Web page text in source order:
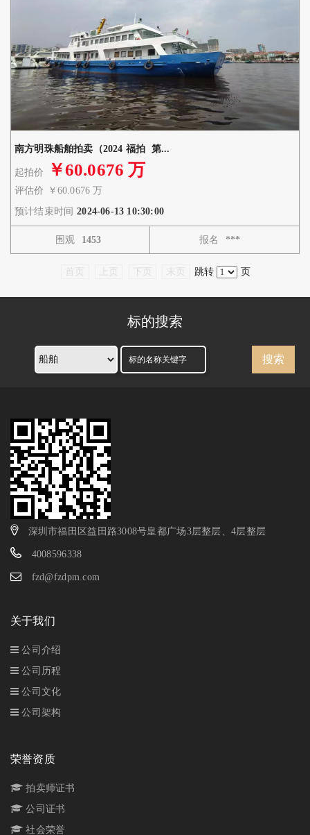
南方明珠船舶拍卖（2024 福拍 第...
起拍价 ￥60.0676 万
评估价
￥60.0676 万
预计结束时间 2024-06-13 10:30:00
围观 1453 报名 ***
首页 上页 下页 末页 跳转 页
标的搜索
搜索
深圳市福田区益田路3008号皇都广场3层整层、4层整层
4008596338
fzd@fzdpm.com
关于我们
公司介绍
公司历程
公司文化
公司架构
荣誉资质
拍卖师证书
公司证书
社会荣誉